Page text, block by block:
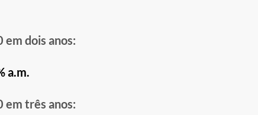
dois anos:
a.m.
em três anos: